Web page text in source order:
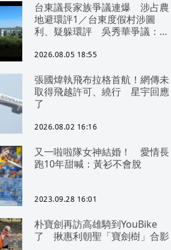
台東議長家族爭議連爆 涉占農
地避環評1／台東度假村涉圖
利、疑躲環評 吳秀華爭議：概
2026.08.05 18:55
張國煒執飛布拉格首航！網傳未
取得飛越許可、繞行 星宇回應
了
2026.08.02 16:16
又一啦啦隊女神結婚！ 愛情長
跑10年甜喊：黃衫不會脫
2023.09.28 16:01
朴寶劍再訪高雄騎到YouBike
了 揪惠利朝聖「寶劍樹」合影